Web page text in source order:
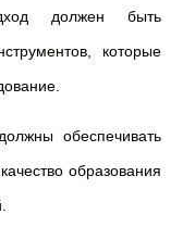
должен быть
которые
обеспечивать
образования